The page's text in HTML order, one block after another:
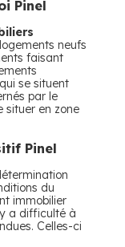
Pinel
neufs
faisant
se situent
par le
situer en zone
Pinel
du
immobilier
a difficulté à
Celles-ci